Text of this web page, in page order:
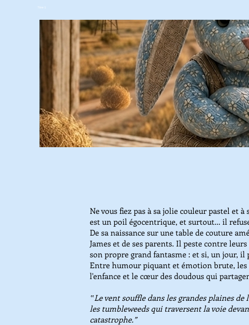
Titre 1
Ne vous fiez pas à sa jolie couleur pastel et
est un poil égocentrique, et surtout... il
De sa naissance sur une table de couture
James et de ses parents. Il peste contre
son propre grand fantasme : et si, un jour,
Entre humour piquant et émotion brute, les
l'enfance et le cœur des doudous qui
‟Le vent souffle dans les grandes plaines
les tumbleweeds qui traversent la voie
catastrophe.”